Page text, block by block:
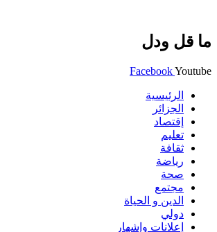
ما قل ودل
FacebookYoutube
الرئيسية
الجزائر
إقتصاد
تعليم
ثقافة
رياضة
صحة
مجتمع
الدين و الحياة
دولي
إعلانات وإشهار